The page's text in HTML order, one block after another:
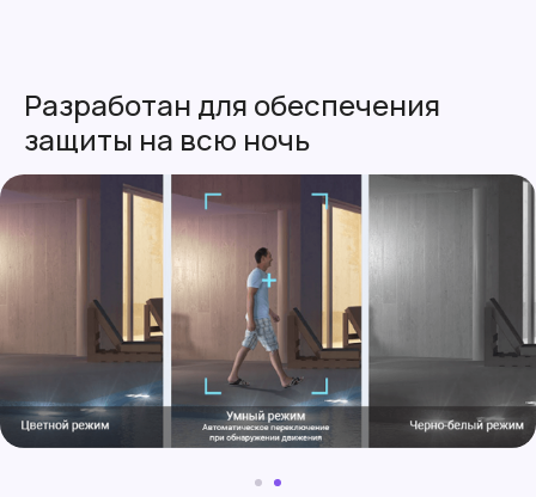
Разработан для обеспечения
защиты на всю ночь